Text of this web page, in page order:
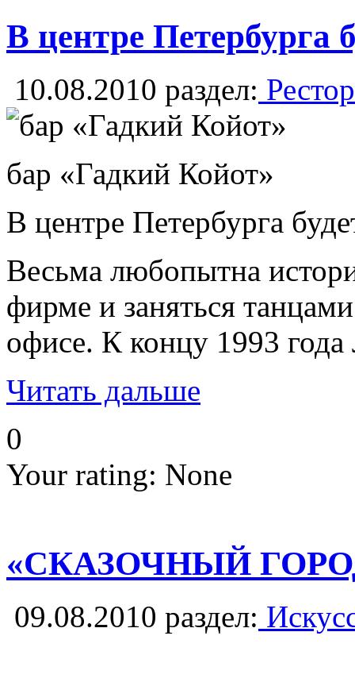
В центре Петербурга
10.08.2010 раздел:
бар «Гадкий Койот»
В центре Петербурга
Весьма любопытна
фирме и заняться
офисе. К концу 1993 года
Читать дальше
0
Your rating: None
«СКАЗОЧНЫЙ
09.08.2010 раздел: